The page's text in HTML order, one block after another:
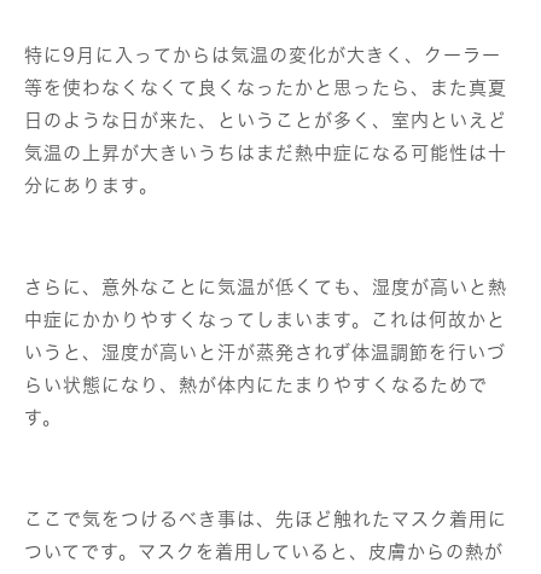
特に9月に入ってからは気温の変化が大きく、クーラー
等を使わなくなくて良くなったかと思ったら、また真夏
日のような日が来た、ということが多く、室内といえど
気温の上昇が大きいうちはまだ熱中症になる可能性は十
分にあります。
さらに、意外なことに気温が低くても、湿度が高いと熱
中症にかかりやすくなってしまいます。これは何故かと
いうと、湿度が高いと汗が蒸発されず体温調節を行いづ
らい状態になり、熱が体内にたまりやすくなるためで
す。
ここで気をつけるべき事は、先ほど触れたマスク着用に
ついてです。マスクを着用していると、皮膚からの熱が